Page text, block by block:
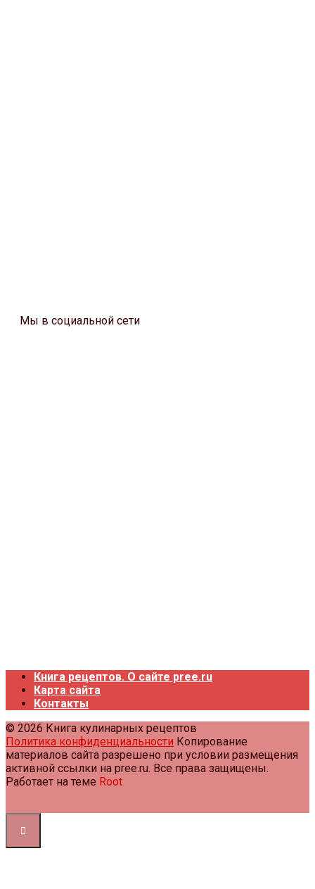
Мы в социальной сети
Книга рецептов. О сайте pree.ru
Карта сайта
Контакты
© 2026 Книга кулинарных рецептов
Политика конфиденциальности Копирование
материалов сайта разрешено при условии размещения
активной ссылки на pree.ru. Все права защищены.
Работает на теме Root